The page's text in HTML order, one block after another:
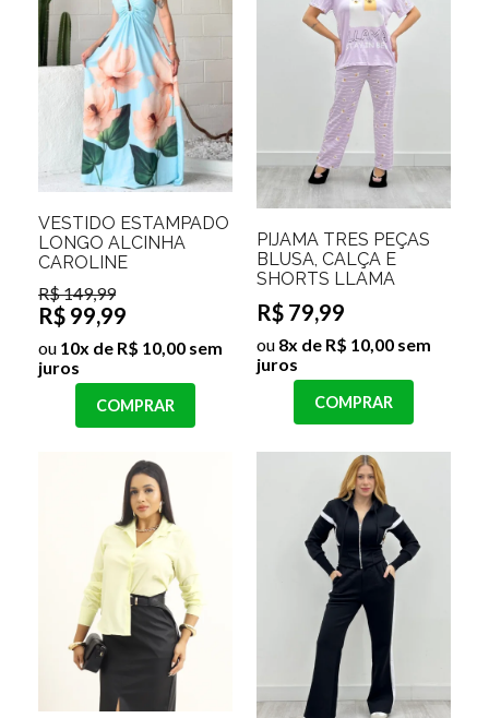
VESTIDO ESTAMPADO
LONGO ALCINHA
CAROLINE
R$ 149,99
R$ 99,99
ou 10x de R$ 10,00 sem
juros
COMPRAR
PIJAMA TRES PEÇAS
BLUSA, CALÇA E
SHORTS LLAMA
R$ 79,99
ou 8x de R$ 10,00 sem
juros
COMPRAR